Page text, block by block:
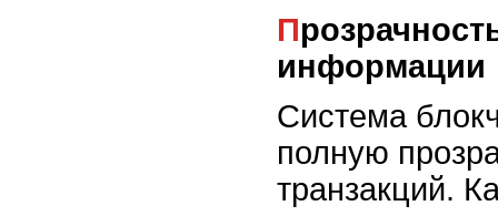
Прозрачность и доступность
информации
Система
полную
транзакций.